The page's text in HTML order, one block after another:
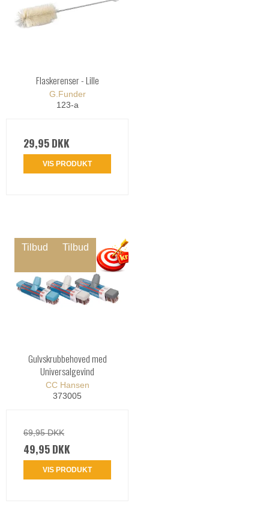
Flaskerenser - Lille
G.Funder
123-a
29,95 DKK
VIS PRODUKT
Tilbud Tilbud
Gulvskrubbehoved med
Universalgevind
CC Hansen
373005
69,95 DKK
49,95 DKK
VIS PRODUKT